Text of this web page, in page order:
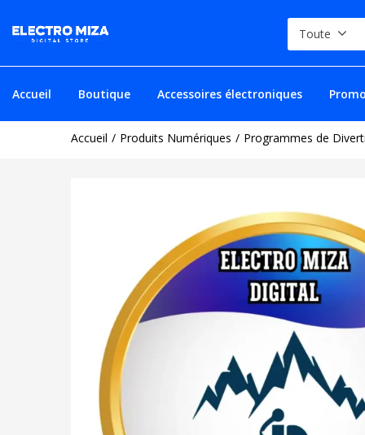
Toute
Accueil Boutique Accessoires électroniques
Accueil Produits Numériques Programmes de